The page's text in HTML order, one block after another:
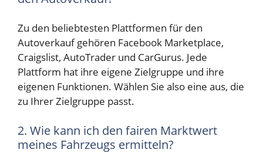
Zu den beliebtesten Plattformen für den
Autoverkauf gehören Facebook Marketplace,
Craigslist, AutoTrader und CarGurus. Jede
Plattform hat ihre eigene Zielgruppe und ihre
eigenen Funktionen. Wählen Sie also eine aus, die
zu Ihrer Zielgruppe passt.
2. Wie kann ich den fairen Marktwert
meines Fahrzeugs ermitteln?